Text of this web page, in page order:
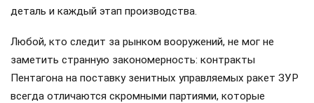
деталь и каждый этап производства.
Любой, кто следит за рынком вооружений, не мог не
заметить странную закономерность: контракты
Пентагона на поставку зенитных управляемых ракет ЗУР
всегда отличаются скромными партиями, которые